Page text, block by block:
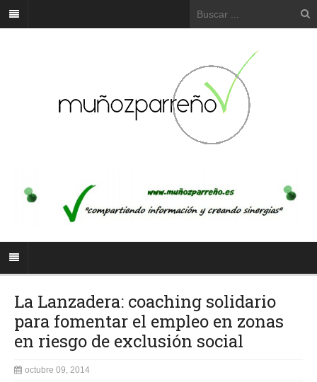
La Lanzadera: coaching solidario
para fomentar el empleo en zonas
en riesgo de exclusión social
octubre 09, 2014